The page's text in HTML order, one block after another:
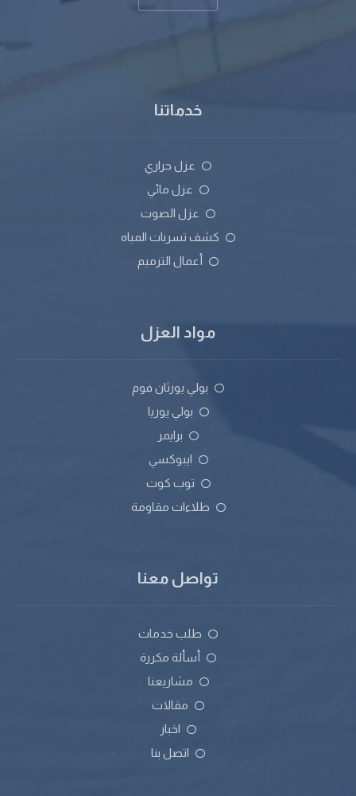
خدماتنا
عزل حراري
عزل مائي
عزل الصوت
كشف تسربات المياه
أعمال الترميم
مواد العزل
بولي يورثان فوم
بولي يوريا
برايمر
ايبوكسي
توب كوت
طلاءات مقاومة
تواصل معنا
طلب خدمات
أسألة مكررة
مشاريعنا
مقالات
اخبار
اتصل بنا